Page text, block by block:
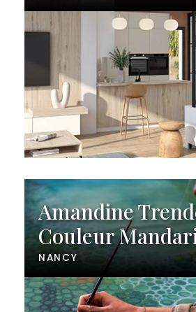
Amandine
Couleur
NANCY